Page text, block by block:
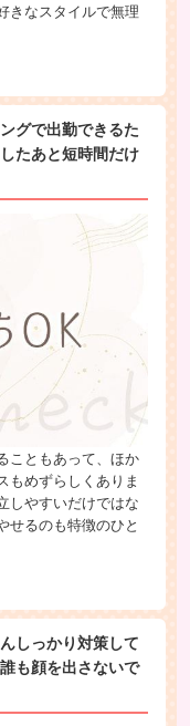
きなスタイルで無理
グで出勤できるた
たあと短時間だけ
こともあって、ほか
もめずらしくありま
しやすいだけではな
せるのも特徴のひと
しっかり対策して
も顔を出さないで